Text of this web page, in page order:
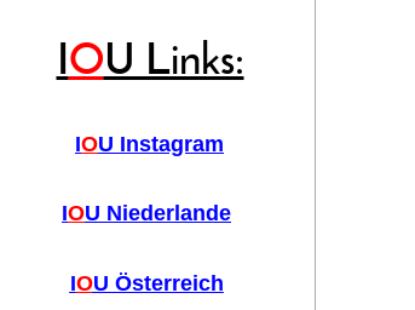
IOU Links:
IOU Instagram
IOU Niederlande
IOU Österreich